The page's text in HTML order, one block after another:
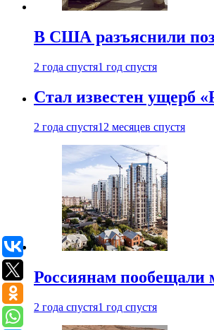
В США разъяснили
2 года спустя1 год спустя
Стал известен ущерб
2 года спустя12 месяцев спустя
Россиянам пообещали
2 года спустя1 год спустя